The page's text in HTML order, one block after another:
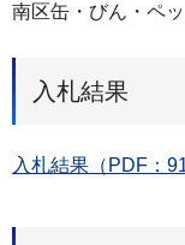
南区缶・びん・ペ
入札結果
入札結果（PDF：